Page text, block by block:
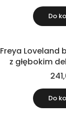
Do
Nowość
Freya Loveland
z głębokim
Do